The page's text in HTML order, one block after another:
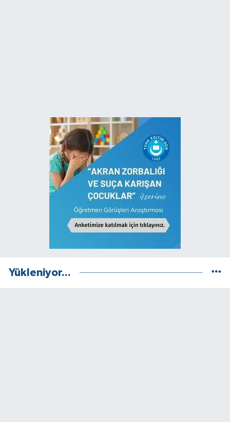
Yükleniyor...